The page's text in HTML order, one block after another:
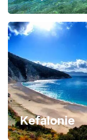
Kefalonie